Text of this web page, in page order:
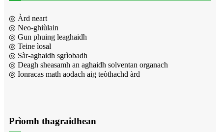
◎ Àrd neart
◎ Neo-ghiùlain
◎ Gun phuing leaghaidh
◎ Teine ìosal
◎ Sàr-aghaidh sgrìobadh
◎ Deagh sheasamh an aghaidh solventan organach
◎ Ionracas math aodach aig teòthachd àrd
Prìomh thagraidhean